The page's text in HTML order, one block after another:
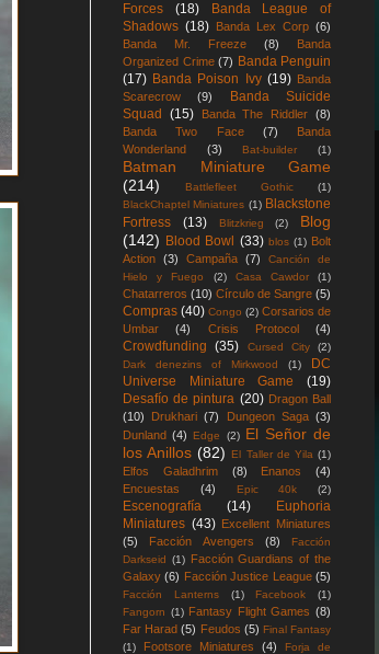
Forces
(18)
Banda League of
Shadows (18) Banda Lex Corp (6)
Banda Mr. Freeze
(8)
Banda
Organized Crime (7) Banda Penguin
(17) Banda Poison Ivy (19) Banda
Scarecrow
(9)
Banda Suicide
Squad
(15) Banda The Riddler (8)
Banda Two Face
(7)
Banda
Wonderland
(3) Bat-builder (1)
Batman Miniature Game
(214)
Battlefleet Gothic
(1)
BlackChaptel Miniatures (1) Blackstone
Fortress
(13) Blitzkrieg (2)
Blog
(142) Blood Bowl (33) blos (1) Bolt
Action (3) Campaña (7)
Canción de
Hielo y Fuego
(2) Casa Cawdor (1)
Chatarreros (10) Círculo de Sangre (5)
Compras (40) Congo (2) Corsarios de
Umbar
(4) Crisis Protocol (4)
Crowdfunding (35) Cursed City
(2)
Dark denezins of Mirkwood
(1)
DC
Universe Miniature Game
(19)
Desafío de pintura (20) Dragon Ball
(10)
Drukhari (7) Dungeon Saga (3)
Dunland (4) Edge (2) El Señor de
los Anillos (82) El Taller de Yila (1)
Elfos Galadhrim (8) Enanos
(4)
Encuestas
(4) Epic 40k (2)
Escenografía (14)
Euphoria
Miniatures (43) Excellent Miniatures
(5)
Facción Avengers (8)
Facción
Darkseid (1) Facción Guardians of the
Galaxy (6) Facción Justice League (5)
Facción Lanterns (1) Facebook
(1)
Fangorn (1) Fantasy Flight Games (8)
Far Harad (5) Feudos (5) Final Fantasy
(1)
Footsore Miniatures (4)
Forja de